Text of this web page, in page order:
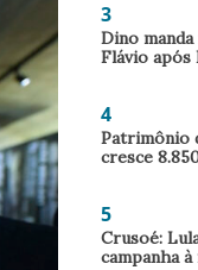
3
Dino
Flávio após
4
Patrimônio
cresce
5
Crusoé:
campanha